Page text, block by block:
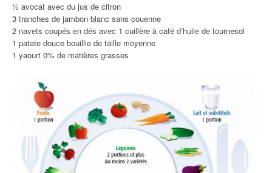
½ avocat avec du jus de citron
3 tranches de jambon blanc sans couenne
2 navets coupés en dés avec 1 cuillère à café d’huile de tournesol
1 patate douce bouillie de taille moyenne
1 yaourt 0% de matières grasses